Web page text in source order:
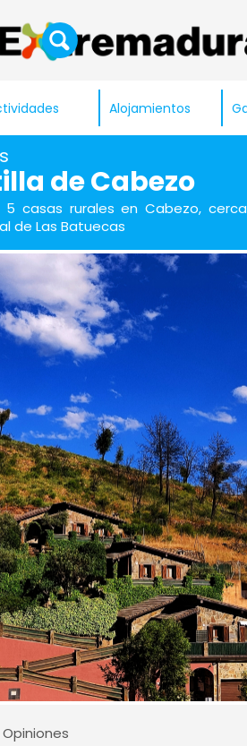
Alojamientos
de Cabezo
5 casas rurales en Cabezo,
de Las Batuecas
Opiniones